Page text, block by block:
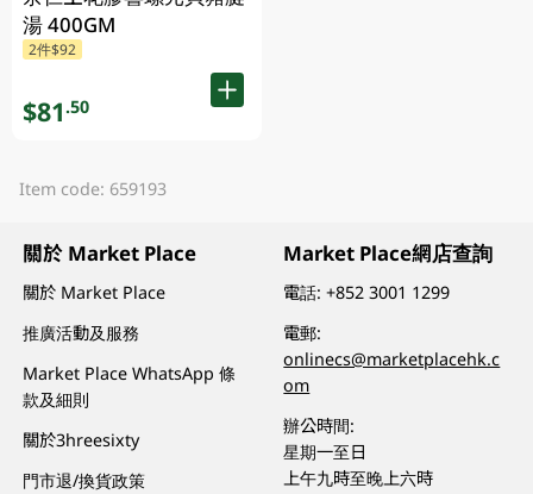
湯 400GM
2件$92
$81.50
Item code: 659193
關於 Market Place
關於 Market Place
推廣活動及服務
Market Place WhatsApp 條
款及細則
關於3hreesixty
門市退/換貨政策
Market Place網店查詢
電話:+852 3001 1299
電郵:
onlinecs@marketplacehk.c
om
辦公時間:
星期一至日
上午九時至晚上六時